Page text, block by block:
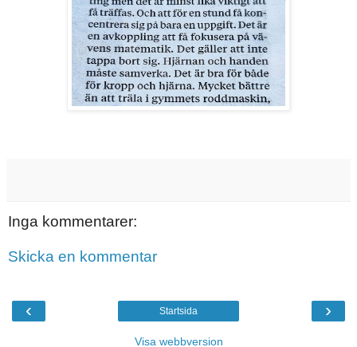
Inga kommentarer:
Skicka en kommentar
‹ ›
Startsida
Visa webbversion